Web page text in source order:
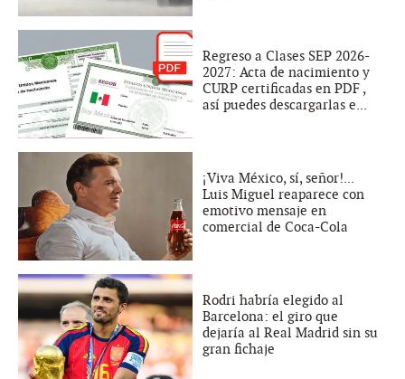
Regreso a Clases SEP 2026-
2027: Acta de nacimiento y
CURP certificadas en PDF ,
así puedes descargarlas e...
¡Viva México, sí, señor!...
Luis Miguel reaparece con
emotivo mensaje en
comercial de Coca-Cola
Rodri habría elegido al
Barcelona: el giro que
dejaría al Real Madrid sin su
gran fichaje